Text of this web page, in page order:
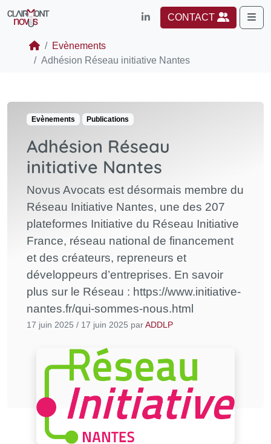
CONTACT
Evènements
Adhésion Réseau initiative Nantes
Evènements Publications
Adhésion Réseau
initiative Nantes
Novus Avocats est désormais membre du
Réseau Initiative Nantes, une des 207
plateformes Initiative du Réseau Initiative
France, réseau national de financement
et des créateurs, repreneurs et
développeurs d’entreprises. En savoir
plus sur le Réseau : https://www.initiative-
nantes.fr/qui-sommes-nous.html
17 juin 2025 / 17 juin 2025 parADDLP